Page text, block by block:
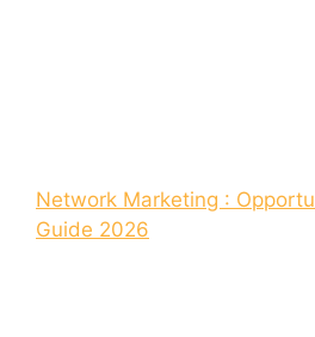
Network Marketing :
Guide 2026